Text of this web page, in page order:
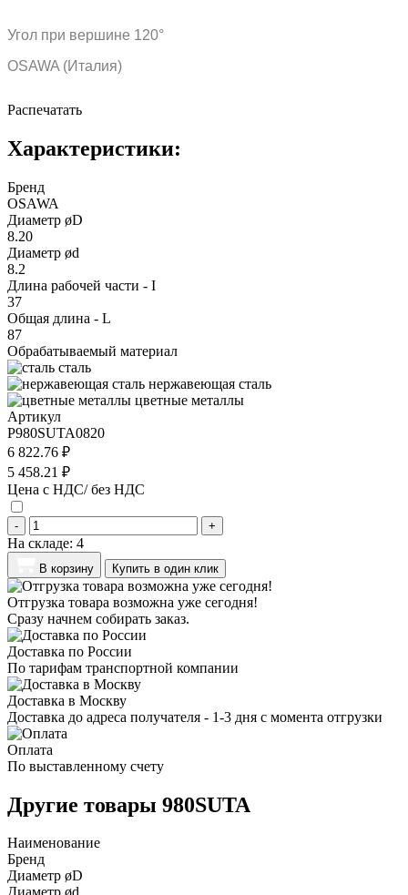
Угол при вершине 120°
OSAWA (Италия)
Распечатать
Характеристики:
Бренд
OSAWA
Диаметр øD
8.20
Диаметр ød
8.2
Длина рабочей части - I
37
Общая длина - L
87
Обрабатываемый материал
сталь
нержавеющая сталь
цветные металлы
Артикул
P980SUTA0820
6 822.76 ₽
5 458.21 ₽
Цена с НДС/ без НДС
- +
На складе: 4
В корзину Купить в один клик
Отгрузка товара возможна уже сегодня!
Сразу начнем собирать заказ.
Доставка по России
По тарифам транспортной компании
Доставка в Москву
Доставка до адреса получателя - 1-3 дня с момента отгрузки
Оплата
По выставленному счету
Другие товары 980SUTA
Наименование
Бренд
Диаметр øD